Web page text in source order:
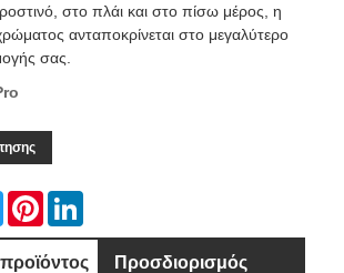
στο πλάι και στο πίσω μέρος, η
ανταποκρίνεται στο μεγαλύτερο
σας.
TwitterPinterest
Προσδιορισμός